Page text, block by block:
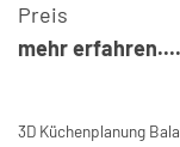
Preis
mehr erfahren....
3D Küchenplanung